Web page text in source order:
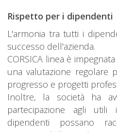
Rispetto per i dipendenti
L'armonia tra tutti i
successo dell'azienda.
CORSICA linea è
una valutazione regolare
progresso e progetti
Inoltre, la società ha
partecipazione agli
dipendenti possano